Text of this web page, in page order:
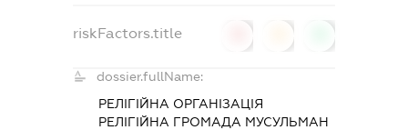
riskFactors.title
dossier.fullName:
РЕЛІГІЙНА ОРГАНІЗАЦІЯ
РЕЛІГІЙНА ГРОМАДА МУСУЛЬМАН